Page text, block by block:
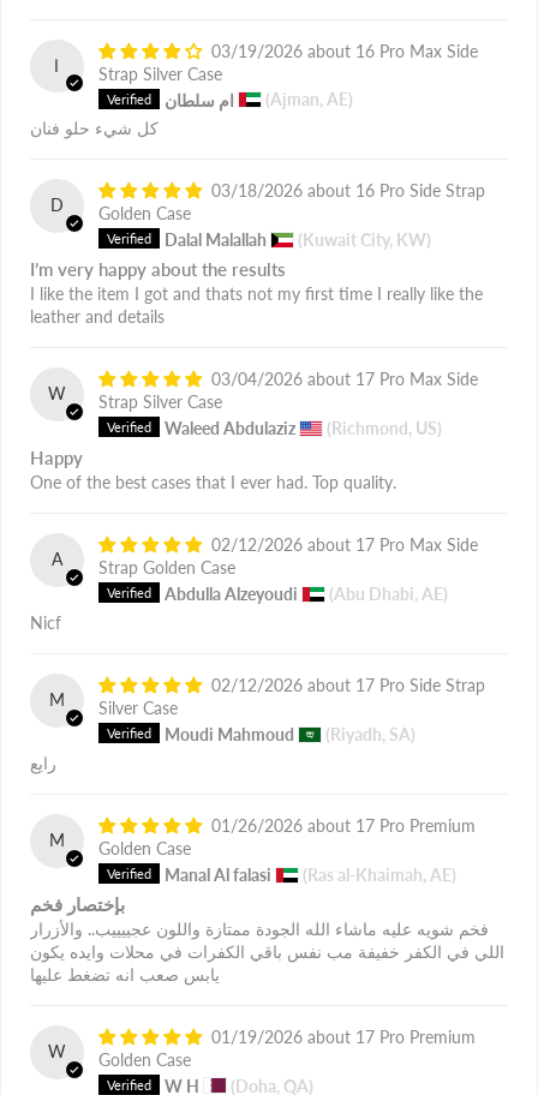
ا
03/19/2026
16 Pro Max Side
Strap Silver Case
ام سلطان
(Ajman, AE)
كل شيء حلو فنان
D
03/18/2026
16 Pro Side Strap
Golden Case
Dalal Malallah
(Kuwait City, KW)
I’m very happy about the results
I like the item I got and thats not my first time I really like the
leather and details
W
03/04/2026
17 Pro Max Side
Strap Silver Case
Waleed Abdulaziz
(Richmond, US)
Happy
One of the best cases that I ever had. Top quality.
A
02/12/2026
17 Pro Max Side
Strap Golden Case
Abdulla Alzeyoudi
(Abu Dhabi, AE)
Nicf
M
02/12/2026
17 Pro Side Strap
Silver Case
Moudi Mahmoud
(Riyadh, SA)
رايع
M
01/26/2026
17 Pro Premium
Golden Case
Manal Al falasi
(Ras al-Khaimah, AE)
بإختصار فخم
فخم شويه عليه ماشاء الله الجودة ممتازة واللون عجييييب.. والأزرار
اللي في الكفر خفيفة مب نفس باقي الكفرات في محلات وايده يكون
يابس صعب انه تضغط عليها
W
01/19/2026
17 Pro Premium
Golden Case
W H
(Doha, QA)